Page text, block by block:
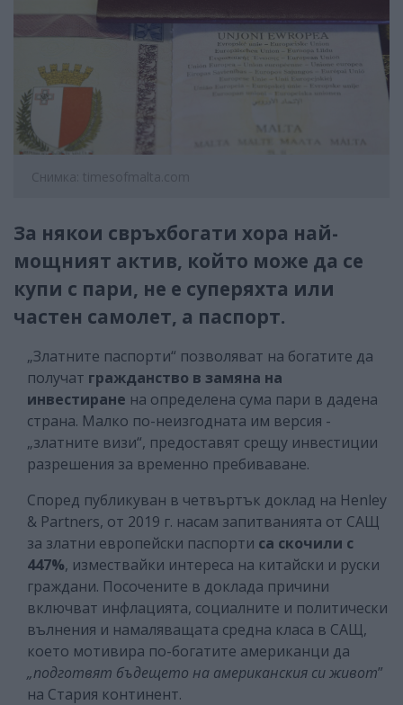
Снимка: timesofmalta.com
За някои свръхбогати хора най-
мощният актив, който може да се
купи с пари, не е суперяхта или
частен самолет, а паспорт.
„Златните паспорти“ позволяват на богатите да
получат гражданство в замяна на
инвестиране на определена сума пари в дадена
страна. Малко по-неизгодната им версия -
„златните визи“, предоставят срещу инвестиции
разрешения за временно пребиваване.
Според публикуван в четвъртък доклад на Henley
& Partners, от 2019 г. насам запитванията от САЩ
за златни европейски паспорти са скочили с
447%, измествайки интереса на китайски и руски
граждани. Посочените в доклада причини
включват инфлацията, социалните и политически
вълнения и намаляващата средна класа в САЩ,
което мотивира по-богатите американци да
„подготвят бъдещето на американския си живот”
на Стария континент.